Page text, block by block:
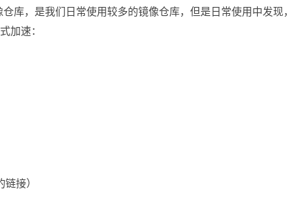
库，是我们日常使用较多的镜像仓库，但是日常使用中发现，
加速：
接）